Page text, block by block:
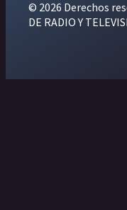
© 2026 Derechos
DE RADIO Y